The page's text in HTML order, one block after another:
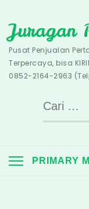
to
content
Juragan
Pusat Penjualan
Terpercaya, bisa
0852-2164-2963
Cari
untuk:
PRIMARY